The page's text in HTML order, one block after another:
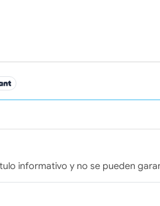
informativo y no se pueden